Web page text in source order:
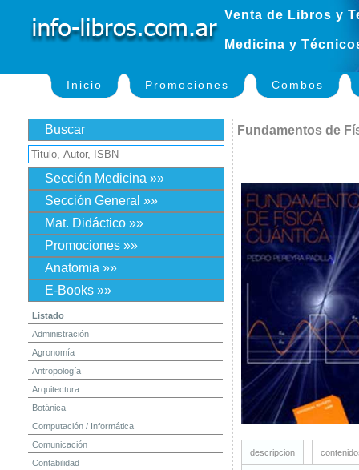
Venta de Libros y
Medicina y
Inicio Promociones Combos
Buscar
Sección Medicina »»
Sección General »»
Mat. Didáctico »»
Promociones »»
Anatomia »»
E-Books »»
Listado
Administración
Agronomía
Antropología
Arquitectura
Botánica
Computación / Informática
Comunicación
Contabilidad
Fundamentos de
descripcion